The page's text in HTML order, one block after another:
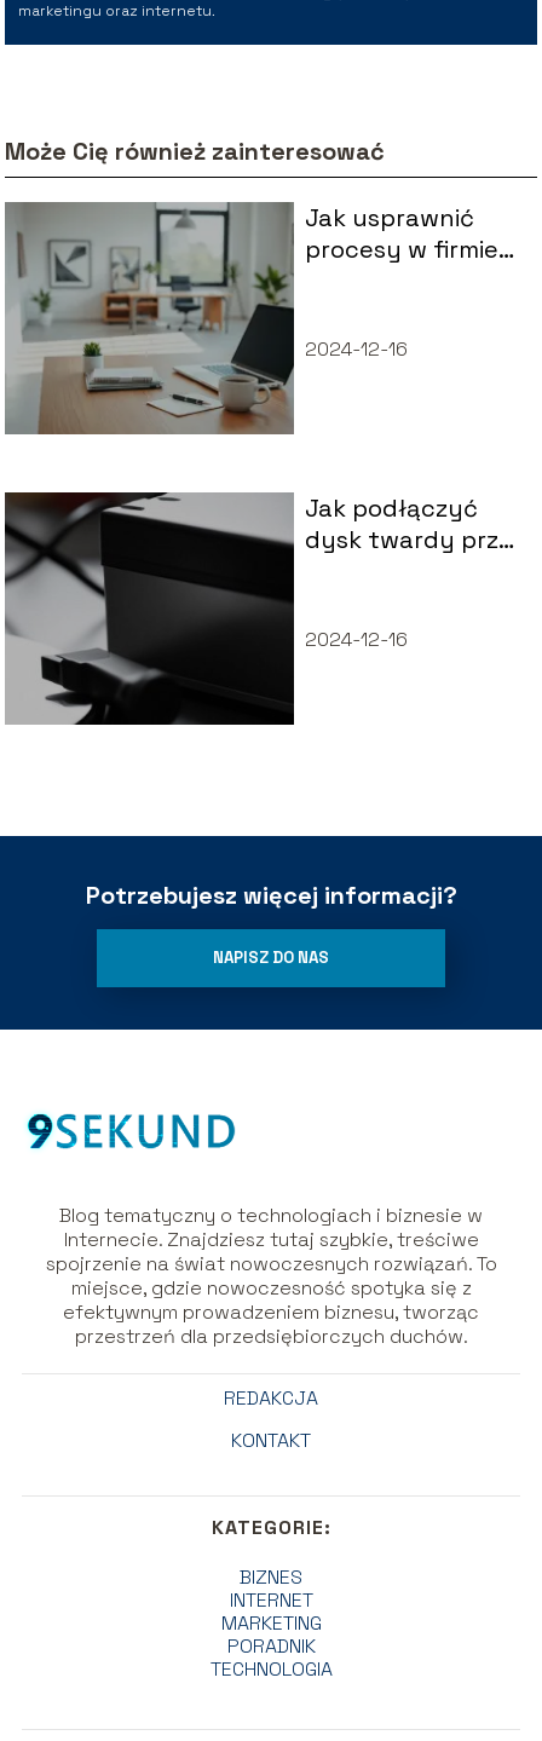
marketingu oraz internetu.
Może Cię również zainteresować
Jak usprawnić
procesy w firmie?
2024-12-16
Jak podłączyć
dysk twardy przez
2024-12-16
Potrzebujesz więcej informacji?
NAPISZ DO NAS
Blog tematyczny o technologiach i biznesie w
Internecie. Znajdziesz tutaj szybkie, treściwe
spojrzenie na świat nowoczesnych rozwiązań. To
miejsce, gdzie nowoczesność spotyka się z
efektywnym prowadzeniem biznesu, tworząc
przestrzeń dla przedsiębiorczych duchów.
REDAKCJA
KONTAKT
KATEGORIE:
BIZNES
INTERNET
MARKETING
PORADNIK
TECHNOLOGIA